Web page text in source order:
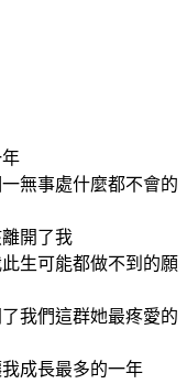
無事處什麼都不會的
開了我
生可能都做不到的願
我們這群她最疼愛的
成長最多的一年